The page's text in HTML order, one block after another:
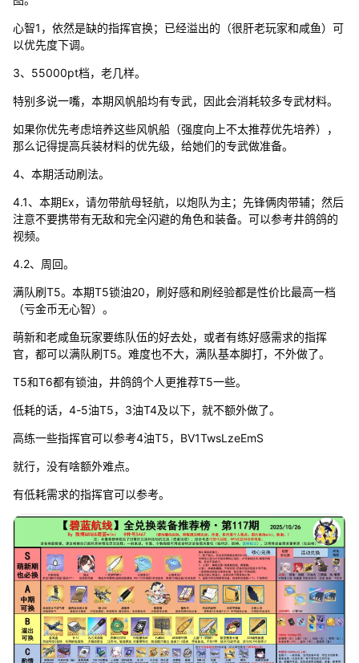
心智1，依然是缺的指挥官换；已经溢出的（很肝老玩家和咸鱼）可
以优先度下调。
3、55000pt档，老几样。
特别多说一嘴，本期风帆船均有专武，因此会消耗较多专武材料。
如果你优先考虑培养这些风帆船（强度向上不太推荐优先培养），
那么记得提高兵装材料的优先级，给她们的专武做准备。
4、本期活动刷法。
4.1、本期Ex，请勿带航母轻航，以炮队为主；先锋俩肉带辅；然后
注意不要携带有无敌和完全闪避的角色和装备。可以参考井鸽鸽的
视频。
4.2、周回。
满队刷T5。本期T5锁油20，刷好感和刷经验都是性价比最高一档
（亏金币无心智）。
萌新和老咸鱼玩家要练队伍的好去处，或者有练好感需求的指挥
官，都可以满队刷T5。难度也不大，满队基本脚打，不外做了。
T5和T6都有锁油，井鸽鸽个人更推荐T5一些。
低耗的话，4-5油T5，3油T4及以下，就不额外做了。
高练一些指挥官可以参考4油T5，BV1TwsLzeEmS
就行，没有啥额外难点。
有低耗需求的指挥官可以参考。